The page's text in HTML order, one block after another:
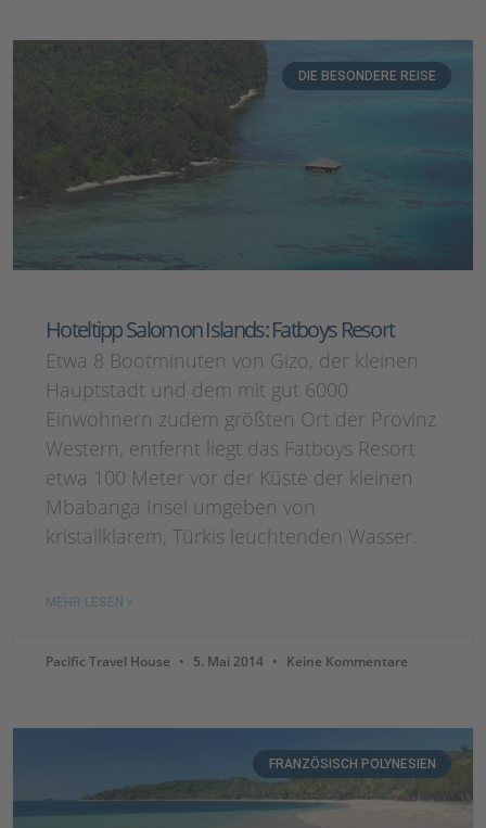
DIE BESONDERE REISE
Hoteltipp Salomon Islands: Fatboys Resort
Etwa 8 Bootminuten von Gizo, der kleinen
Hauptstadt und dem mit gut 6000
Einwohnern zudem größten Ort der Provinz
Western, entfernt liegt das Fatboys Resort
etwa 100 Meter vor der Küste der kleinen
Mbabanga Insel umgeben von
kristallklarem, Türkis leuchtenden Wasser.
MEHR LESEN »
Pacific Travel House 5. Mai 2014 Keine Kommentare
FRANZÖSISCH POLYNESIEN